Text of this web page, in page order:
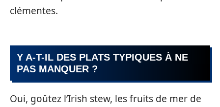
clémentes.
Y A-T-IL DES PLATS TYPIQUES À NE
PAS MANQUER ?
Oui, goûtez l’Irish stew, les fruits de mer de